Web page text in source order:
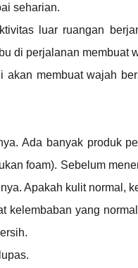
seharian.
luar ruangan
di perjalanan membuat
akan membuat wajah
Ada banyak produk
foam). Sebelum
Apakah kulit normal,
kelembaban yang